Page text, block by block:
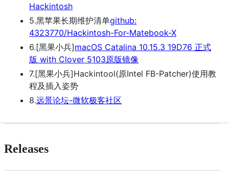
Hackintosh
5.黑苹果长期维护清单github:
4323770/Hackintosh-For-Matebook-X
6.[黑果小兵]macOS Catalina 10.15.3 19D76 正式
版 with Clover 5103原版镜像
7.[黑果小兵]Hackintool(原Intel FB-Patcher)使用教
程及插入姿势
8.远景论坛-微软极客社区
Releases